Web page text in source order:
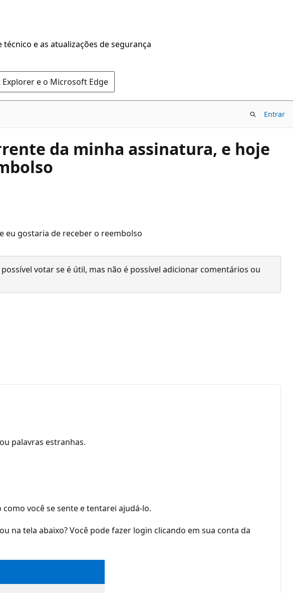
e as atualizações de segurança
e o Microsoft Edge
Entrar
da minha assinatura, e hoje
eu gostaria de receber o reembolso
votar se é útil, mas não é possível adicionar comentários ou
palavras estranhas.
você se sente e tentarei ajudá-lo.
na tela abaixo? Você pode fazer login clicando em sua conta da